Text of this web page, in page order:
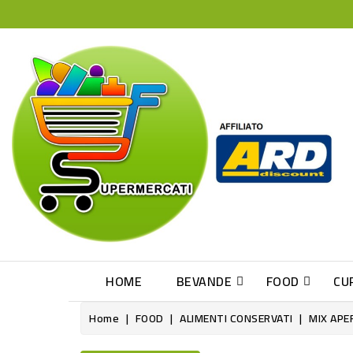
HOME BEVANDE FOOD
Home FOOD ALIMENTI CONSERVATI MIX